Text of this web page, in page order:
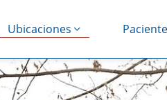
Ubicaciones